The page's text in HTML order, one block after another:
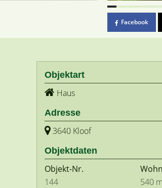
Facebook
Objektart
Haus
Adresse
3640 Kloof
Objektdaten
Objekt-Nr.
144
540